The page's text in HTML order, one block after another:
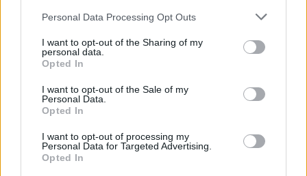
Personal Data Processing Opt Outs
I want to opt-out of the Sharing of my
personal data.
Opted In
I want to opt-out of the Sale of my
Personal Data.
Opted In
I want to opt-out of processing my
Personal Data for Targeted Advertising.
Opted In